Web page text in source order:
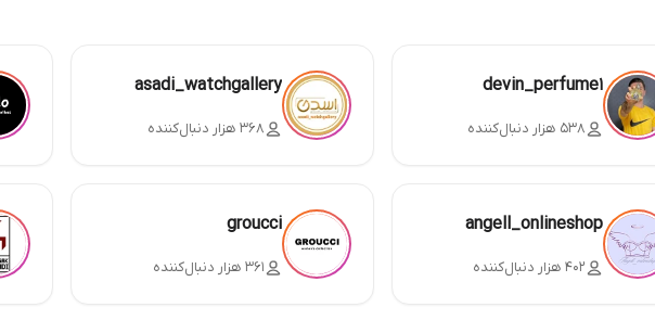
devin_perfume1
۵۳۸ هزار دنبال‌کننده
asadi_watchgallery
۳۶۸ هزار دنبال‌کننده
angell_onlineshop
۴۰۲ هزار دنبال‌کننده
groucci
۳۶۱ هزار دنبال‌کننده